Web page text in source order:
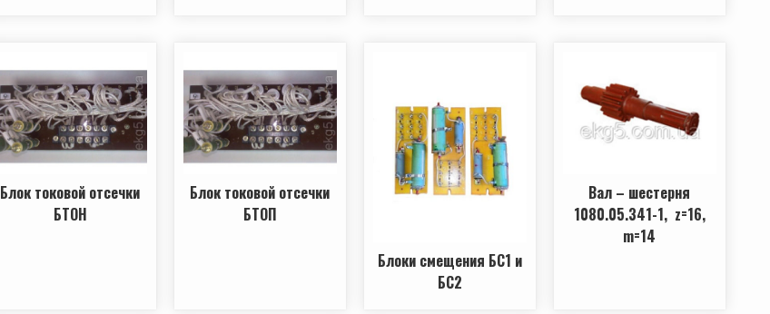
Блок токовой отсечки
БТОН
Блок токовой отсечки
БТОП
Блоки смещения БС1 и
БС2
Вал – шестерня
1080.05.341-1, z=16,
m=14